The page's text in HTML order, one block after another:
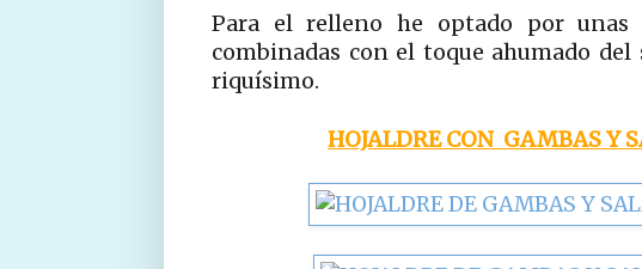
Para el relleno he optado por unas
combinadas con el toque ahumado
riquísimo.
HOJALDRE CON GAMBAS Y